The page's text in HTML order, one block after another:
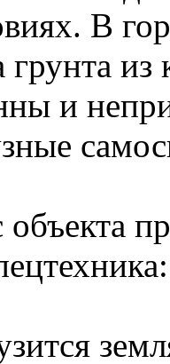
В
грунта
и
объекта